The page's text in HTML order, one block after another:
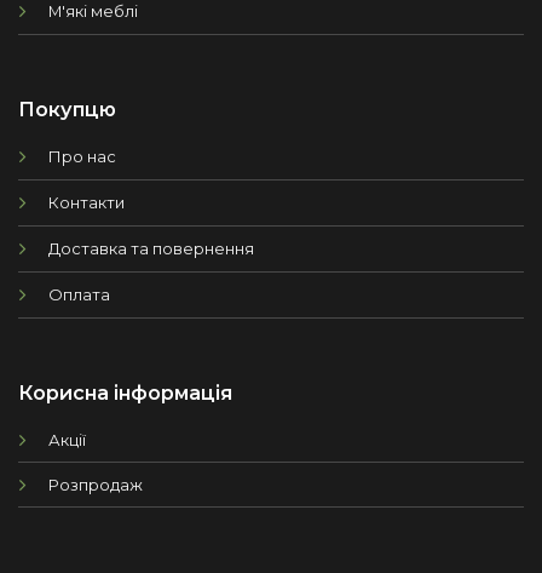
М'які меблі
Покупцю
Про нас
Контакти
Доставка та повернення
Оплата
Корисна інформація
Акції
Розпродаж